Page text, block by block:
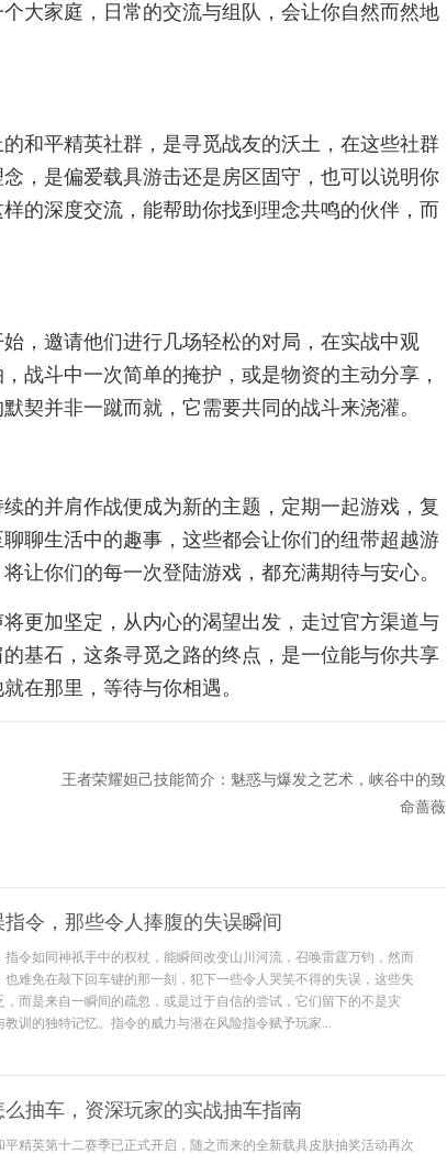
大家庭，日常的交流与组队，会让你自然而然地
和平精英社群，是寻觅战友的沃土，在这些社群
，是偏爱载具游击还是房区固守，也可以说明你
的深度交流，能帮助你找到理念共鸣的伙伴，而
，邀请他们进行几场轻松的对局，在实战中观
战斗中一次简单的掩护，或是物资的主动分享，
契并非一蹴而就，它需要共同的战斗来浇灌。
的并肩作战便成为新的主题，定期一起游戏，复
聊生活中的趣事，这些都会让你们的纽带超越游
让你们的每一次登陆游戏，都充满期待与安心。
更加坚定，从内心的渴望出发，走过官方渠道与
基石，这条寻觅之路的终点，是一位能与你共享
在那里，等待与你相遇。
王者荣耀妲己技能简介：魅惑与爆发之艺术，峡谷中的致
命蔷薇
令，那些令人捧腹的失误瞬间
指令如同神祇手中的权杖，能瞬间改变山川河流，召唤雷霆万钧，然而
也难免在敲下回车键的那一刻，犯下一些令人哭笑不得的失误，这些失
而是来自一瞬间的疏忽，或是过于自信的尝试，它们留下的不是灾
训的独特记忆。指令的威力与潜在风险指令赋予玩家...
抽车，资深玩家的实战抽车指南
精英第十二赛季已正式开启，随之而来的全新载具皮肤抽奖活动再次